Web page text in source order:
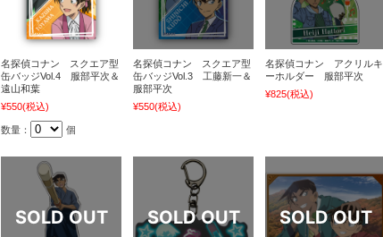
名探偵コナン スクエア型
缶バッジVol.4 服部平次＆
遠山和葉
¥550(税込)
数量： 個
名探偵コナン スクエア型
缶バッジVol.3 工藤新一＆
服部平次
¥550(税込)
名探偵コナン アクリルキ
ーホルダー 服部平次
¥825(税込)